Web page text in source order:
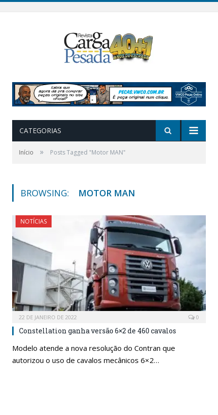
CATEGORIAS
Início » Posts Tagged "Motor MAN"
BROWSING: MOTOR MAN
NOTÍCIAS
22 DE JANEIRO DE 2022 0
Constellation ganha versão 6×2 de 460 cavalos
Modelo atende a nova resolução do Contran que
autorizou o uso de cavalos mecânicos 6×2…